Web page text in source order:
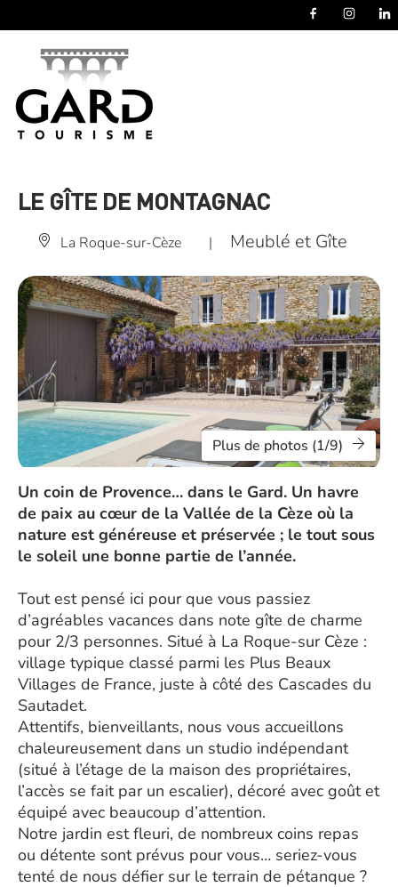
LE GÎTE DE MONTAGNAC
La Roque-sur-Cèze | Meublé et Gîte
Plus de photos (1/9)
Un coin de Provence… dans le Gard. Un havre
de paix au cœur de la Vallée de la Cèze où la
nature est généreuse et préservée ; le tout sous
le soleil une bonne partie de l’année.
Tout est pensé ici pour que vous passiez
d’agréables vacances dans note gîte de charme
pour 2/3 personnes. Situé à La Roque-sur Cèze :
village typique classé parmi les Plus Beaux
Villages de France, juste à côté des Cascades du
Sautadet.
Attentifs, bienveillants, nous vous accueillons
chaleureusement dans un studio indépendant
(situé à l’étage de la maison des propriétaires,
l’accès se fait par un escalier), décoré avec goût et
équipé avec beaucoup d’attention.
Notre jardin est fleuri, de nombreux coins repas
ou détente sont prévus pour vous… seriez-vous
tenté de nous défier sur le terrain de pétanque ?